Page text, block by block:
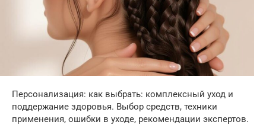
Персонализация: как выбрать: комплексный уход и
поддержание здоровья. Выбор средств, техники
применения, ошибки в уходе, рекомендации экспертов.